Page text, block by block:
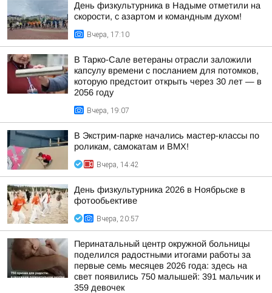
День физкультурника в Надыме отметили на
скорости, с азартом и командным духом!
Вчера, 17:10
В Тарко-Сале ветераны отрасли заложили
капсулу времени с посланием для потомков,
которую предстоит открыть через 30 лет — в
2056 году
Вчера, 19:07
В Экстрим-парке начались мастер-классы по
роликам, самокатам и BMX!
Вчера, 14:42
День физкультурника 2026 в Ноябрьске в
фотообьективе
Вчера, 20:57
Перинатальный центр окружной больницы
поделился радостными итогами работы за
первые семь месяцев 2026 года: здесь на
свет появились 750 малышей: 391 мальчик и
359 девочек